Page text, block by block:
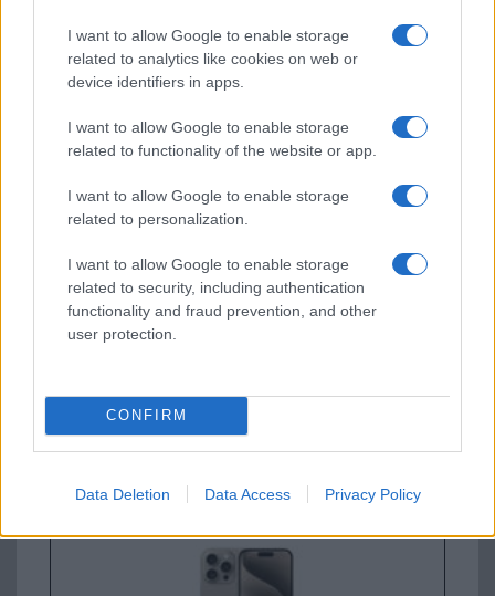
I want to allow Google to enable storage
related to analytics like cookies on web or
device identifiers in apps.
I want to allow Google to enable storage
related to functionality of the website or app.
I want to allow Google to enable storage
related to personalization.
I want to allow Google to enable storage
related to security, including authentication
functionality and fraud prevention, and other
user protection.
CONFIRM
Data Deletion Data Access Privacy Policy
Euro Gsm
312.000 Ft (új)
Apple iPhone 17 Pro
447.000 Ft (új)
Apple iPhone 15 Pro